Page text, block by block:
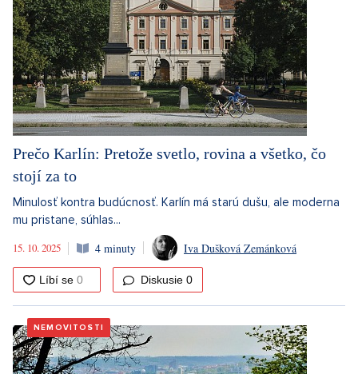
Prečo Karlín: Pretože svetlo, rovina a všetko, čo
stojí za to
Minulosť kontra budúcnosť. Karlín má starú dušu, ale moderna
mu pristane, súhlas...
15. 10. 2025
4 minuty Iva Dušková Zemánková
Diskusie 0
NEMOVITOSTI